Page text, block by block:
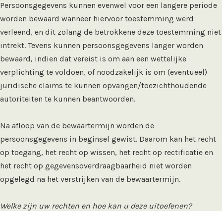
Persoonsgegevens kunnen evenwel voor een langere periode
worden bewaard wanneer hiervoor toestemming werd
verleend, en dit zolang de betrokkene deze toestemming niet
intrekt. Tevens kunnen persoonsgegevens langer worden
bewaard, indien dat vereist is om aan een wettelijke
verplichting te voldoen, of noodzakelijk is om (eventueel)
juridische claims te kunnen opvangen/toezichthoudende
autoriteiten te kunnen beantwoorden.
Na afloop van de bewaartermijn worden de
persoonsgegevens in beginsel gewist. Daarom kan het recht
op toegang, het recht op wissen, het recht op rectificatie en
het recht op gegevensoverdraagbaarheid niet worden
opgelegd na het verstrijken van de bewaartermijn.
Welke zijn uw rechten en hoe kan u deze uitoefenen?